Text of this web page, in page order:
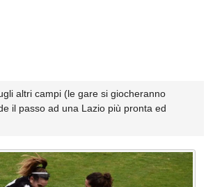
altri campi (le gare si giocheranno
il passo ad una Lazio più pronta ed